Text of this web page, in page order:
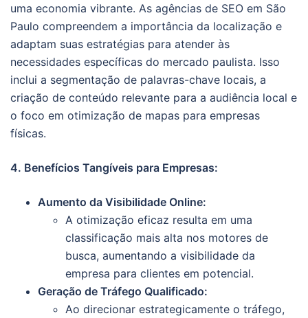
uma economia vibrante. As agências de SEO em São
Paulo compreendem a importância da localização e
adaptam suas estratégias para atender às
necessidades específicas do mercado paulista. Isso
inclui a segmentação de palavras-chave locais, a
criação de conteúdo relevante para a audiência local e
o foco em otimização de mapas para empresas
físicas.
4. Benefícios Tangíveis para Empresas:
Aumento da Visibilidade Online:
A otimização eficaz resulta em uma
classificação mais alta nos motores de
busca, aumentando a visibilidade da
empresa para clientes em potencial.
Geração de Tráfego Qualificado:
Ao direcionar estrategicamente o tráfego,